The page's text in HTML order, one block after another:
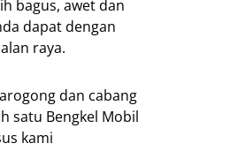
bagus, awet dan
dapat dengan
raya.
dan cabang
satu Bengkel Mobil
kami